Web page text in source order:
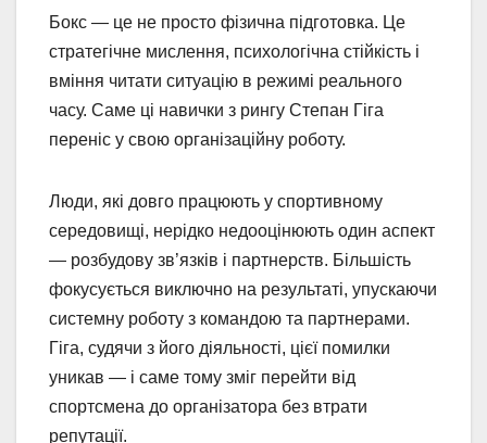
Бокс — це не просто фізична підготовка. Це
стратегічне мислення, психологічна стійкість і
вміння читати ситуацію в режимі реального
часу. Саме ці навички з рингу Степан Гіга
переніс у свою організаційну роботу.
Люди, які довго працюють у спортивному
середовищі, нерідко недооцінюють один аспект
— розбудову зв’язків і партнерств. Більшість
фокусується виключно на результаті, упускаючи
системну роботу з командою та партнерами.
Гіга, судячи з його діяльності, цієї помилки
уникав — і саме тому зміг перейти від
спортсмена до організатора без втрати
репутації.